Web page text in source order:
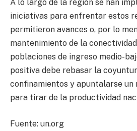
A lo largo de la región se han
iniciativas para enfrentar estos
permitieron avances o, por lo
mantenimiento de la
poblaciones de ingreso medio-
positiva debe rebasar la
confinamientos y apuntalarse
para tirar de la productividad
Fuente: un.org